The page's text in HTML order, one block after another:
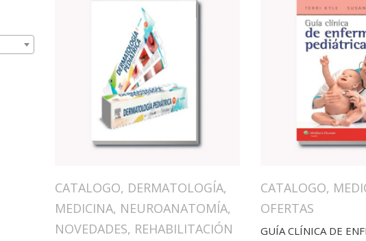
CATALOGO, DERMATOLOGÍA,
MEDICINA, NEUROANATOMÍA,
NOVEDADES, REHABILITACIÓN
CATALOGO,
OFERTAS